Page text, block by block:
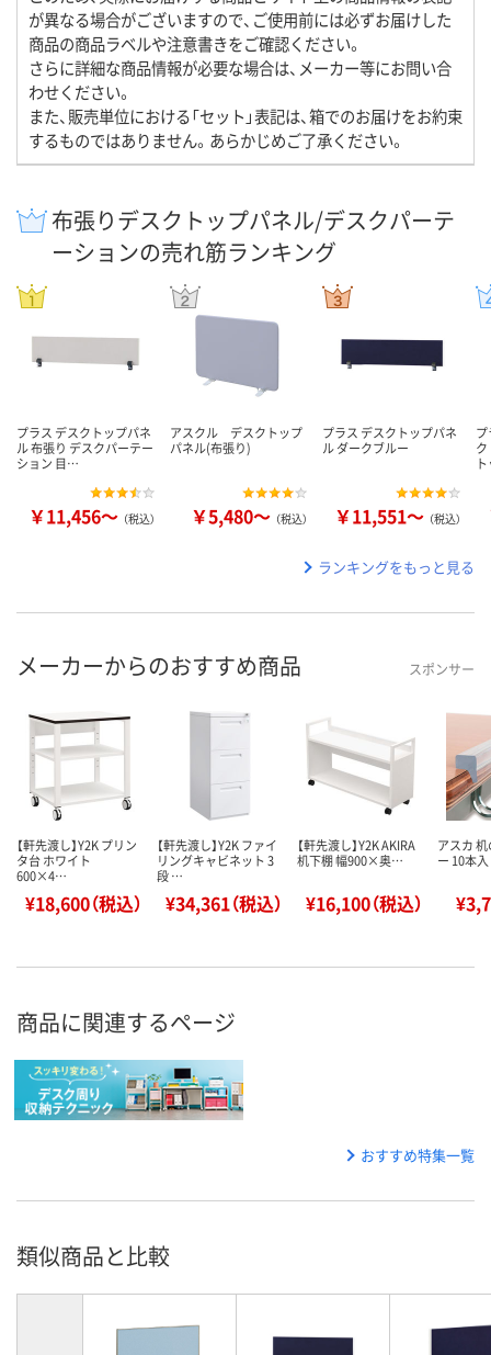
が異なる場合がございますので、ご使用前には必ずお届けした
商品の商品ラベルや注意書きをご確認ください。
さらに詳細な商品情報が必要な場合は、メーカー等にお問い合
わせください。
また、販売単位における「セット」表記は、箱でのお届けをお約束
するものではありません。あらかじめご了承ください。
布張りデスクトップパネル/デスクパーテ
ーションの売れ筋ランキング
プラス デスクトップパネ
ル 布張り デスクパーテー
ション 目…
￥11,456～ （税込）
アスクル デスクトップ
パネル(布張り)
￥5,480～ （税込）
プラス デスクトップパネ
ル ダークブルー
￥11,551～ （税込）
ランキングをもっと見る
メーカーからのおすすめ商品 スポンサー
【軒先渡し】Y2K プリン
タ台 ホワイト
600×4…
¥18,600（税込）
【軒先渡し】Y2K ファイ
リングキャビネット 3
段 …
¥34,361（税込）
【軒先渡し】Y2K AKIRA
机下棚 幅900×奥…
¥16,100（税込）
アスカ
ー 10本
商品に関連するページ
おすすめ特集一覧
類似商品と比較